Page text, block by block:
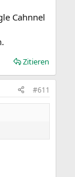
Cahnnel
Zitieren
#611